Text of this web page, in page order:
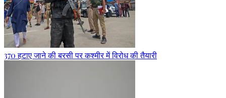
370 हटाए जाने की बरसी पर कश्मीर में विरोध की तैयारी